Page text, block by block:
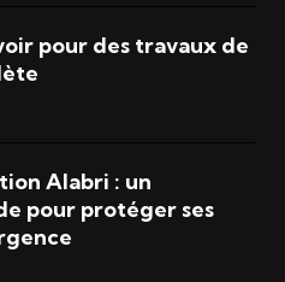
pour des travaux de
Alabri : un
pour protéger ses